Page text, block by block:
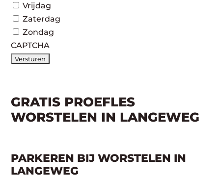
Vrijdag
Zaterdag
Zondag
CAPTCHA
GRATIS PROEFLES
WORSTELEN IN LANGEWEG
PARKEREN BIJ WORSTELEN IN
LANGEWEG